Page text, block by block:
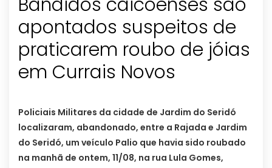
apontados suspeitos de
praticarem roubo de jóias
em Currais Novos
Policiais Militares da cidade de Jardim do Seridó
localizaram, abandonado, entre a Rajada e Jardim
do Seridó, um veículo Palio que havia sido roubado
na manhã de ontem, 11/08, na rua Lula Gomes,